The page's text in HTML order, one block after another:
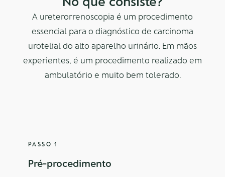
A ureterorrenoscopia é um procedimento
essencial para o diagnóstico de carcinoma
urotelial do alto aparelho urinário. Em mãos
experientes, é um procedimento realizado em
ambulatório e muito bem tolerado.
PASSO 1
Pré-procedimento